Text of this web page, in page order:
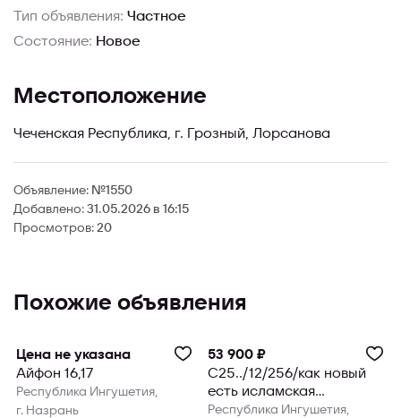
Тип объявления: Частное
Состояние: Новое
Местоположение
Чеченская Республика, г. Грозный, Лорсанова
Объявление: №1550
Добавлено: 31.05.2026 в 16:15
Просмотров: 20
Похожие объявления
Цена не указана
Айфон 16,17
Республика Ингушетия,
г. Назрань
53 900 ₽
С25../12/256/как новый
есть исламская
рассрочка без первого
Республика Ингушетия,